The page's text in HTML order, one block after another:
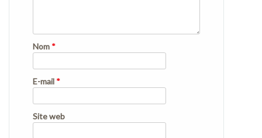
Nom *
E-mail *
Site web